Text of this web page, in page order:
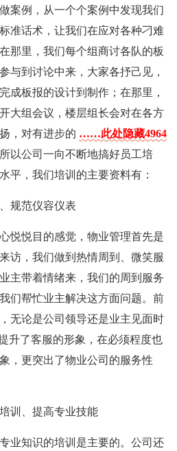
案例，从一个个案例中发现我们
准话术，让我们在应对各种刁难
那里，我们每个组商讨各队的板
与到讨论中来，大家各抒己见，
成板报的设计到制作；在那里，
大组会议，楼层组长会对在各方
，对有进步的 ……此处隐藏4964
以公司一向不断地搞好员工培
平，我们培训的主要资料有：
规范仪容仪表
悦悦目的感觉，物业管理首先是
访，我们做到热情周到、微笑服
主带着情绪来，我们的周到服务
们帮忙业主解决这方面问题。前
无论是公司领导还是业主见面时
升了客服的形象，在必须程度也
，更突出了物业公司的服务性
训、提高专业技能
业知识的培训是主要的。公司还